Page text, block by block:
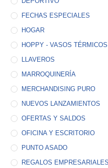
FECHAS ESPECIALES
HOGAR
HOPPY - VASOS
LLAVEROS
MARROQUINERÍA
MERCHANDISING PURO
NUEVOS LANZAMIENTOS
OFERTAS Y SALDOS
OFICINA Y ESCRITORIO
PUNTO ASADO
REGALOS EMPRESARIALES